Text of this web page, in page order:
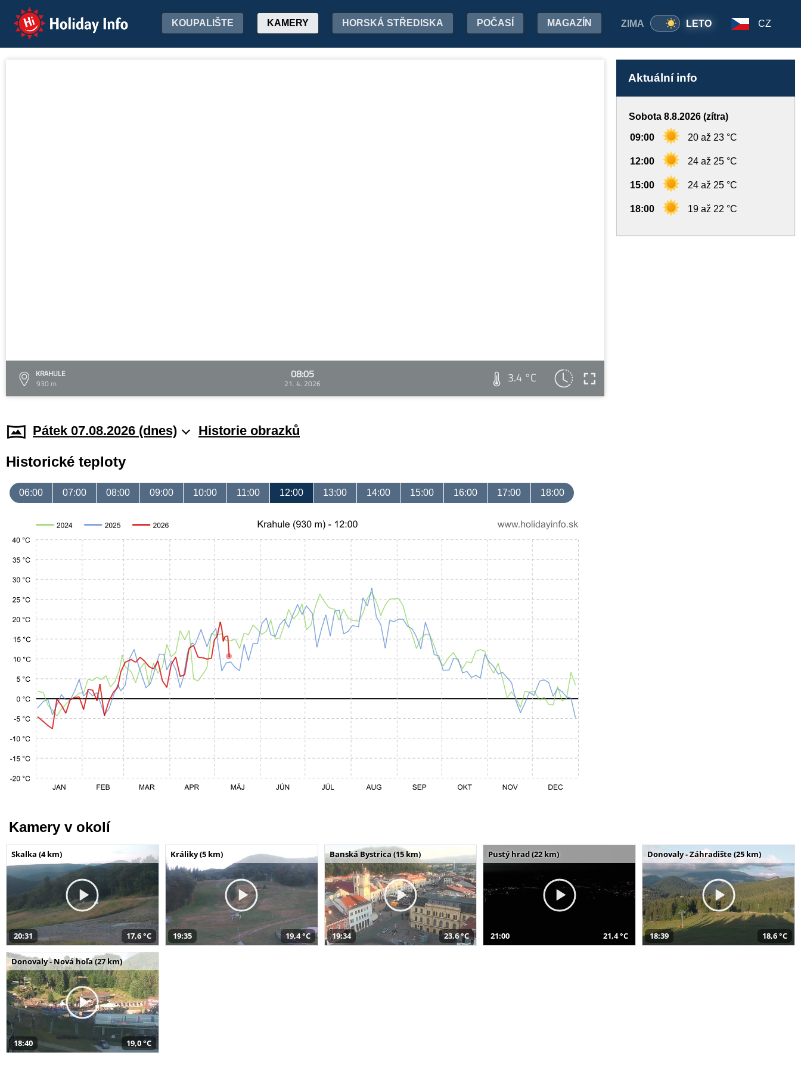
Holiday Info ZIMA LETO
KOUPALIŠTE KAMERY HORSKÁ STŘEDISKA POČASÍ MAGAZÍN CZ
KRAHULE
930 m
08:05
21. 4. 2026 3.4 °C
Aktuální info
Sobota 8.8.2026 (zítra)
09:00 20 až 23 °C
12:00 24 až 25 °C
15:00 24 až 25 °C
18:00 19 až 22 °C
Pátek 07.08.2026 (dnes) Historie obrazků
Historické teploty
06:00 07:00 08:00 09:00 10:00 11:00 12:00 13:00 14:00 15:00 16:00 17:00 18:00
Kamery v okolí
Skalka (4 km)
20:31 17,6 °C
Králiky (5 km)
19:35 19,4 °C
Banská Bystrica (15 km)
19:34 23,6 °C
Pustý hrad (22 km)
21:00 21,4 °C
Donovaly - Záhradište (25 km)
18:39 18,6 °C
Donovaly - Nová hoľa (27 km)
18:40 19,0 °C